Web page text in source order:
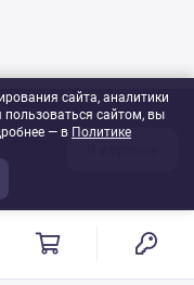
сайта, аналитики
сайтом, вы
— в Политике